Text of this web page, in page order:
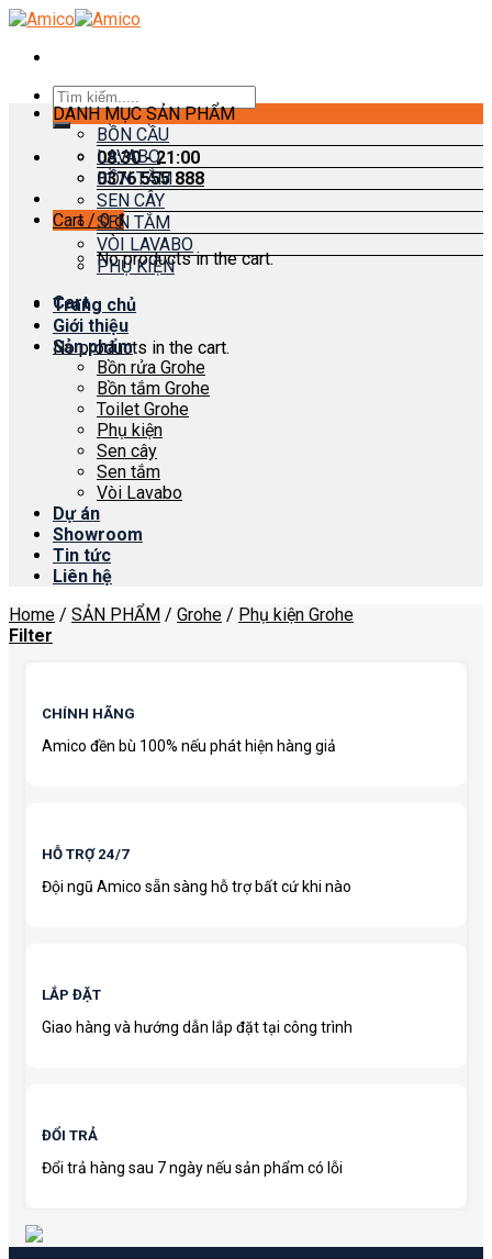
Skip
content
Search
for:
08:30 - 21:00
0376 555 888
Cart /0₫
No products in the cart.
Cart
No products in the cart.
DANH MỤC SẢN PHẨM
BỒN CẦU
LAVABO
BỒN TẮM
SEN CÂY
SEN TẮM
VÒI LAVABO
PHỤ KIỆN
Trang chủ
Giới thiệu
Sản phẩm
Bồn rửa Grohe
Bồn tắm Grohe
Toilet Grohe
Phụ kiện
Sen cây
Sen tắm
Vòi Lavabo
Dự án
Showroom
Tin tức
Liên hệ
Home / SẢN PHẨM / Grohe / Phụ kiện Grohe
Filter
CHÍNH HÃNG
Amico đền bù 100% nếu phát hiện hàng giả
HỖ TRỢ 24/7
Đội ngũ Amico sẵn sàng hỗ trợ bất cứ khi nào
LẮP ĐẶT
Giao hàng và hướng dẫn lắp đặt tại công trình
ĐỔI TRẢ
Đổi trả hàng sau 7 ngày nếu sản phẩm có lỗi